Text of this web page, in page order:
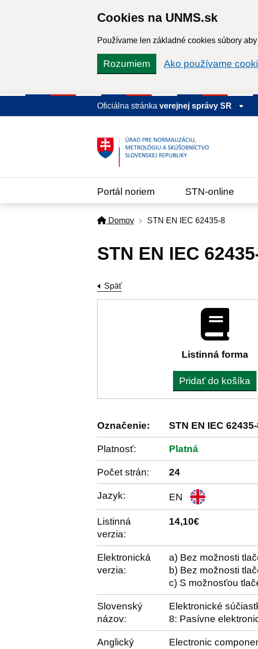
Cookies na UNMS.sk
Používame len základné cookies súbory
Rozumiem Ako používame
Oficiálna stránka verejnej správy SR
Portál noriem STN-online
Domov STN EN IEC 62435-8
STN EN IEC
Späť
Listinná forma
Pridať do košíka
Označenie: STN EN IEC
Platnosť: Platná
Počet strán: 24
Jazyk: EN
Listinná
verzia:
14,10€
Elektronická
verzia:
a) Bez možnosti
b) Bez možnosti
c) S možnosťou
Slovenský
názov:
Elektronické
8: Pasívne
Anglický
Electronic